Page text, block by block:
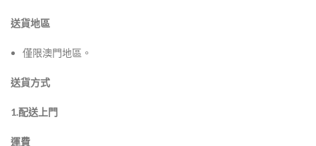
送貨地區
僅限澳門地區。
送貨方式
1.配送上門
運費